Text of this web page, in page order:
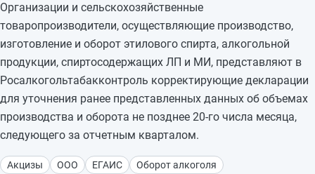
Организации и сельскохозяйственные
товаропроизводители, осуществляющие производство,
изготовление и оборот этилового спирта, алкогольной
продукции, спиртосодержащих ЛП и МИ, представляют в
Росалкогольтабакконтроль корректирующие декларации
для уточнения ранее представленных данных об объемах
производства и оборота не позднее 20-го числа месяца,
следующего за отчетным кварталом.
Акцизы ООО ЕГАИС Оборот алкоголя